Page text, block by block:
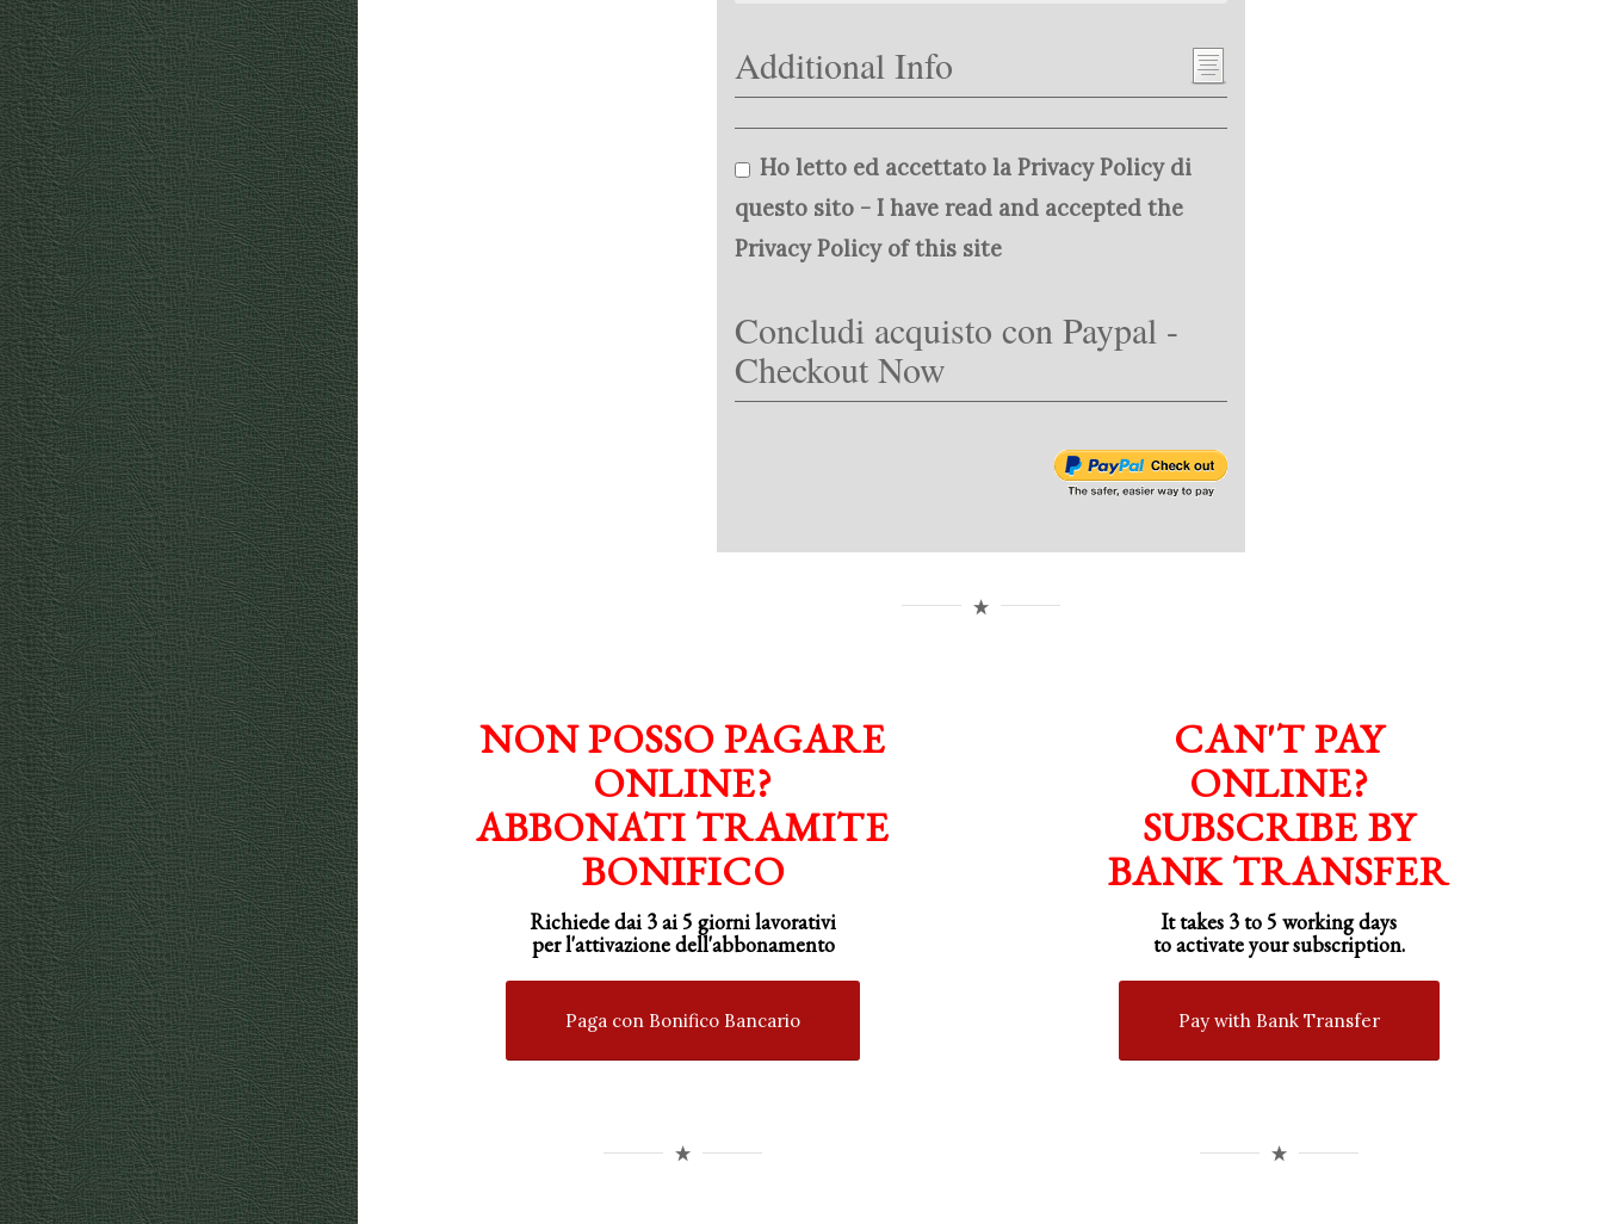
Additional Info
Ho letto ed accettato la Privacy Policy di
questo sito - I have read and accepted the
Privacy Policy of this site
Concludi acquisto con Paypal -
Checkout Now
NON POSSO PAGARE
ONLINE?
ABBONATI TRAMITE
BONIFICO
Richiede dai 3 ai 5 giorni lavorativi
perl'attivazionedell'abbonamento
Paga con Bonifico Bancario
CAN'T PAY
ONLINE?
SUBSCRIBE BY
BANK TRANSFER
It takes 3 to 5 working days
to activate your subscription.
Pay with Bank Transfer